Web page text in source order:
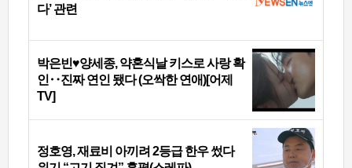
다’ 관련
박은빈♥양세종, 약혼식날 키스로 사랑 확
인‥진짜 연인 됐다 (오싹한 연애)[어제
TV]
정호영, 재료비 아끼려 2등급 한우 썼다